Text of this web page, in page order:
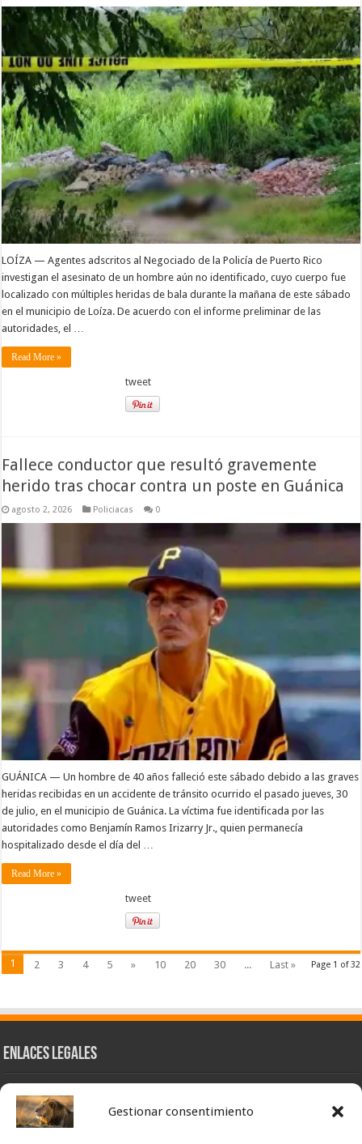
Gestionar consentimiento
LOÍZA — Agentes adscritos al Negociado de la Policía de Puerto Rico
investigan el asesinato de un hombre aún no identificado, cuyo cuerpo fue
localizado con múltiples heridas de bala durante la mañana de este sábado
en el municipio de Loíza. De acuerdo con el informe preliminar de las
autoridades, el …
Read More »
tweet
Fallece conductor que resultó gravemente
herido tras chocar contra un poste en Guánica
agosto 2, 2026 Policiacas 0
GUÁNICA — Un hombre de 40 años falleció este sábado debido a las graves
heridas recibidas en un accidente de tránsito ocurrido el pasado jueves, 30
de julio, en el municipio de Guánica. La víctima fue identificada por las
autoridades como Benjamín Ramos Irizarry Jr., quien permanecía
hospitalizado desde el día del …
Read More »
tweet
Page 1 of 32
1 2 3 4 5 » 10 20 30 ... Last »
Enlaces Legales
Nuestra Esencia
Pulso Global